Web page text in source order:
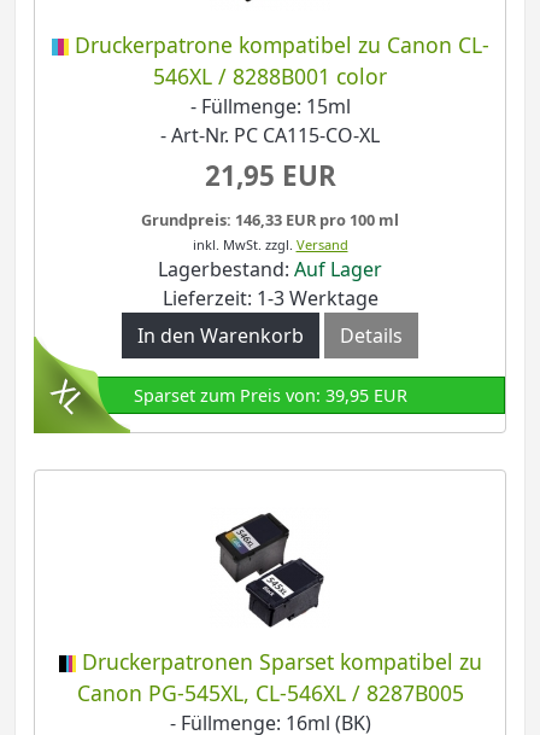
Druckerpatrone kompatibel zu Canon CL-
546XL / 8288B001 color
- Füllmenge: 15ml
- Art-Nr. PC CA115-CO-XL
21,95 EUR
Grundpreis: 146,33 EUR pro 100 ml
inkl. MwSt. zzgl. Versand
Lagerbestand: Auf Lager
Lieferzeit: 1-3 Werktage
In den Warenkorb
Details
Sparset zum Preis von: 39,95 EUR
Druckerpatronen Sparset kompatibel zu
Canon PG-545XL, CL-546XL / 8287B005
- Füllmenge: 16ml (BK)